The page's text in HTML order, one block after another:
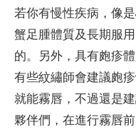
若你有慢性疾病，像
蟹足腫體質及長期服
的。另外，具有皰疹
有些紋繡師會建議皰
就能霧唇，不過還是
夥伴們，在進行霧唇